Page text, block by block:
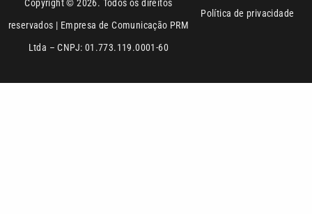
Copyright © 2026. Todos os direitos
reservados | Empresa de Comunicação PRM
Ltda – CNPJ: 01.773.119.0001-60
Política de privacidade